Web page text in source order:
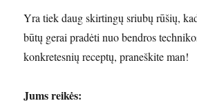
Yra tiek daug skirtingų sriubų rūšių,
būtų gerai pradėti nuo bendros
konkretesnių receptų, praneškite man!
Jums reikės: